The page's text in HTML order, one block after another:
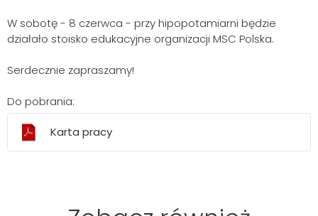
W sobotę - 8 czerwca - przy hipopotamiarni będzie
działało stoisko edukacyjne organizacji MSC Polska.
Serdecznie zapraszamy!
Do pobrania:
Karta pracy